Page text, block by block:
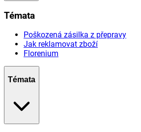
Témata
Poškozená zásilka z přepravy
Jak reklamovat zboží
Florenium
Témata